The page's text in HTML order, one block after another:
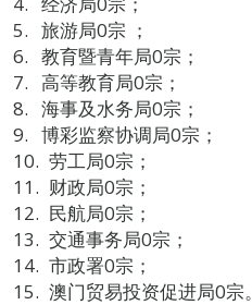
旅游局0宗 ；
教育暨青年局0宗；
高等教育局0宗；
海事及水务局0宗；
博彩监察协调局0宗；
劳工局0宗；
财政局0宗；
民航局0宗；
交通事务局0宗；
市政署0宗；
澳门贸易投资促进局0宗。